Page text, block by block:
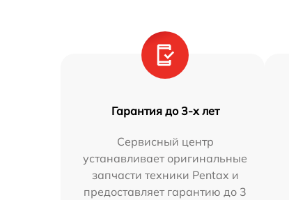
Гарантия до 3-х лет
Сервисный центр
устанавливает оригинальные
запчасти техники Pentax и
предоставляет гарантию до 3